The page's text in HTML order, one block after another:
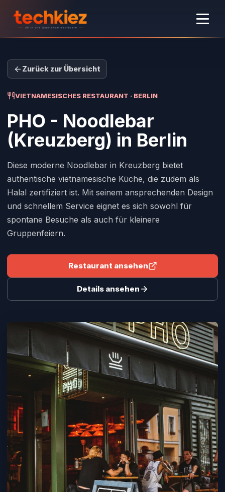
Zurück zur Übersicht
VIETNAMESISCHES RESTAURANT · BERLIN
PHO - Noodlebar
(Kreuzberg) in Berlin
Diese moderne Noodlebar in Kreuzberg bietet
authentische vietnamesische Küche, die zudem als
Halal zertifiziert ist. Mit seinem ansprechenden Design
und schnellem Service eignet es sich sowohl für
spontane Besuche als auch für kleinere
Gruppenfeiern.
Restaurant ansehen
Details ansehen